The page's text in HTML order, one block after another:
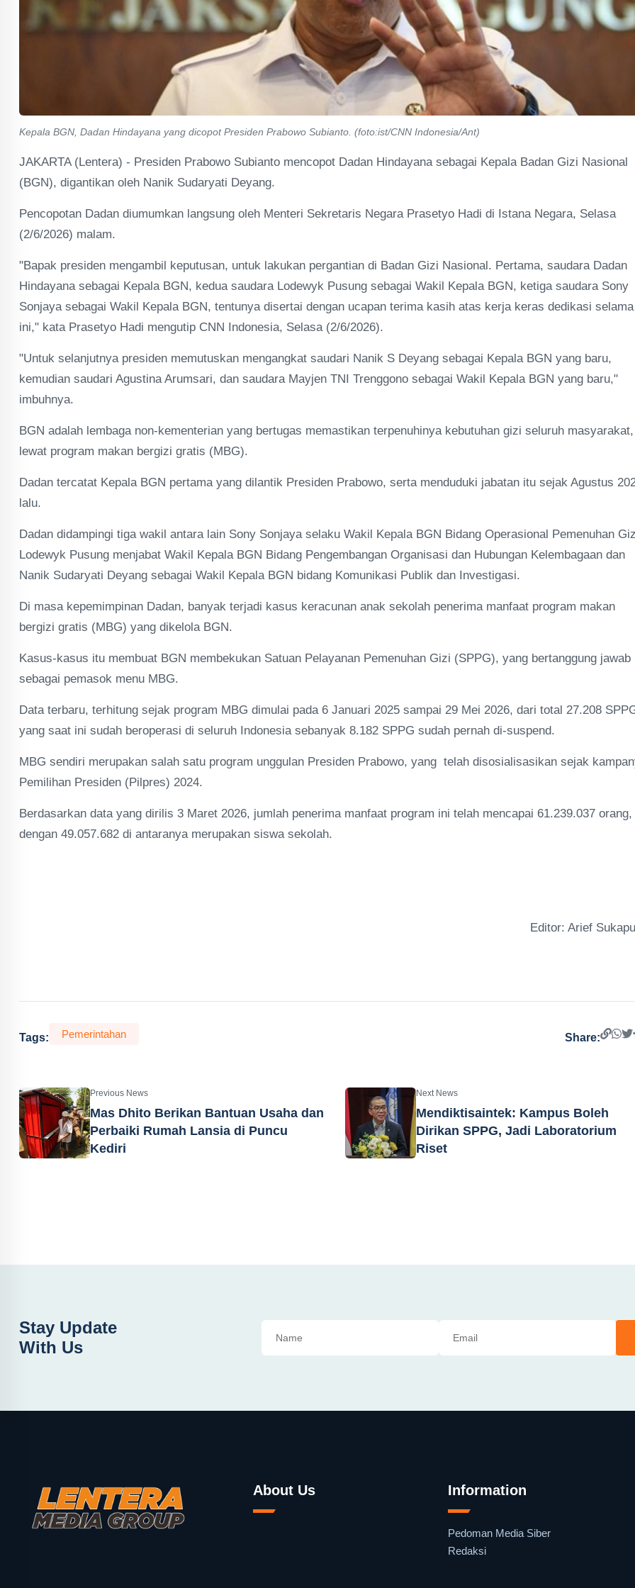
Kepala BGN, Dadan Hindayana yang dicopot Presiden Prabowo Subianto. (foto:ist/CNN Indonesia/Ant)
JAKARTA (Lentera) - Presiden Prabowo Subianto mencopot Dadan Hindayana sebagai Kepala Badan Gizi Nasional
(BGN), digantikan oleh Nanik Sudaryati Deyang.
Pencopotan Dadan diumumkan langsung oleh Menteri Sekretaris Negara Prasetyo Hadi di Istana Negara, Selasa
(2/6/2026) malam.
"Bapak presiden mengambil keputusan, untuk lakukan pergantian di Badan Gizi Nasional. Pertama, saudara Dadan
Hindayana sebagai Kepala BGN, kedua saudara Lodewyk Pusung sebagai Wakil Kepala BGN, ketiga saudara Sony
Sonjaya sebagai Wakil Kepala BGN, tentunya disertai dengan ucapan terima kasih atas kerja keras dedikasi selama
ini," kata Prasetyo Hadi mengutip CNN Indonesia, Selasa (2/6/2026).
"Untuk selanjutnya presiden memutuskan mengangkat saudari Nanik S Deyang sebagai Kepala BGN yang baru,
kemudian saudari Agustina Arumsari, dan saudara Mayjen TNI Trenggono sebagai Wakil Kepala BGN yang baru,"
imbuhnya.
BGN adalah lembaga non-kementerian yang bertugas memastikan terpenuhinya kebutuhan gizi seluruh masyarakat,
lewat program makan bergizi gratis (MBG).
Dadan tercatat Kepala BGN pertama yang dilantik Presiden Prabowo, serta menduduki jabatan itu sejak Agustus
lalu.
Dadan didampingi tiga wakil antara lain Sony Sonjaya selaku Wakil Kepala BGN Bidang Operasional Pemenuhan
Lodewyk Pusung menjabat Wakil Kepala BGN Bidang Pengembangan Organisasi dan Hubungan Kelembagaan dan
Nanik Sudaryati Deyang sebagai Wakil Kepala BGN bidang Komunikasi Publik dan Investigasi.
Di masa kepemimpinan Dadan, banyak terjadi kasus keracunan anak sekolah penerima manfaat program makan
bergizi gratis (MBG) yang dikelola BGN.
Kasus-kasus itu membuat BGN membekukan Satuan Pelayanan Pemenuhan Gizi (SPPG), yang bertanggung jawab
sebagai pemasok menu MBG.
Data terbaru, terhitung sejak program MBG dimulai pada 6 Januari 2025 sampai 29 Mei 2026, dari total 27.208
yang saat ini sudah beroperasi di seluruh Indonesia sebanyak 8.182 SPPG sudah pernah di-suspend.
MBG sendiri merupakan salah satu program unggulan Presiden Prabowo, yang telah disosialisasikan sejak
Pemilihan Presiden (Pilpres) 2024.
Berdasarkan data yang dirilis 3 Maret 2026, jumlah penerima manfaat program ini telah mencapai 61.239.037 orang,
dengan 49.057.682 di antaranya merupakan siswa sekolah.
Editor: Arief
Tags: Pemerintahan Share:
Previous News
Mas Dhito Berikan Bantuan Usaha dan
Perbaiki Rumah Lansia di Puncu
Kediri
Next News
Mendiktisaintek: Kampus Boleh
Dirikan SPPG, Jadi Laboratorium
Riset
Stay Update
With Us
About Us Information
Pedoman Media Siber
Redaksi